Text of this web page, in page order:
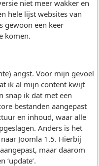
niet meer wakker en
hele lijst websites van
gewoon een keer
komen.
angst. Voor mijn gevoel
ik al mijn content kwijt
snap ik dat met een
bestanden aangepast
en inhoud, waar alle
Anders is het
Joomla 1.5. Hierbij
maar daarom
‘update’.